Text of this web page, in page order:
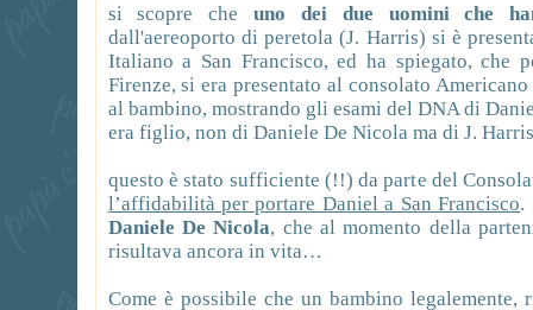
si scopre che uno dei due uomini
che
dall'aereoporto di peretola (J. Harris) si è
Italiano a San Francisco, ed ha spiegato, che
Firenze, si era presentato al consolato
al bambino, mostrando gli esami del DNA di
era figlio, non di Daniele De Nicola ma di J.
questo è stato sufficiente (!!) da parte del
l’affidabilità per portare Daniel a San Francisco.
Daniele De Nicola, che al momento della
risultava ancora in vita…
Come è possibile che un bambino